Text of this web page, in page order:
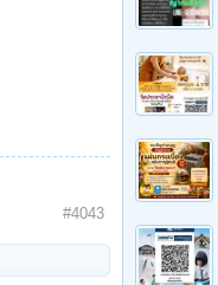
#4043